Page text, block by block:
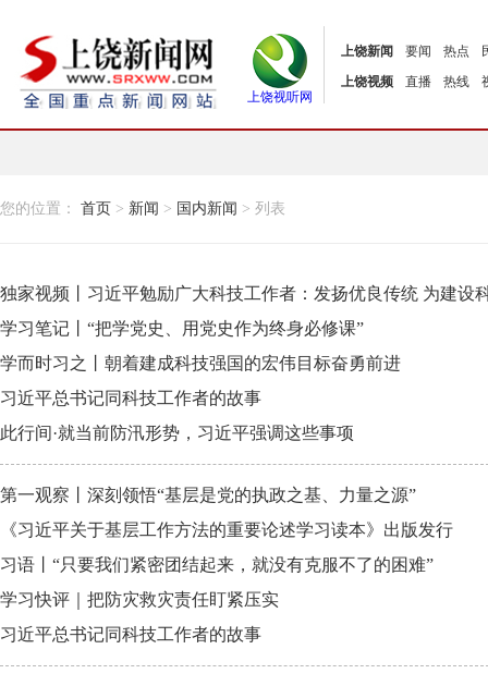
上饶视听网
上饶新闻 要闻 热点
上饶视频
直播 热线
您的位置： 首页 > 新闻 > 国内新闻 > 列表
独家视频丨习近平勉励广大科技工作者：发扬优良传统 为建设
学习笔记丨“把学党史、用党史作为终身必修课”
学而时习之丨朝着建成科技强国的宏伟目标奋勇前进
习近平总书记同科技工作者的故事
此行间·就当前防汛形势，习近平强调这些事项
第一观察丨深刻领悟“基层是党的执政之基、力量之源”
《习近平关于基层工作方法的重要论述学习读本》出版发行
习语丨“只要我们紧密团结起来，就没有克服不了的困难”
学习快评｜把防灾救灾责任盯紧压实
习近平总书记同科技工作者的故事